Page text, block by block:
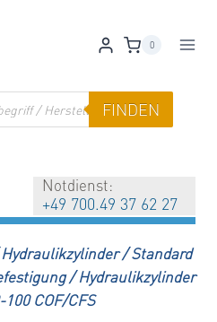
0
FINDEN
Notdienst:
+49 700.49 37 62 27
Hydraulikzylinder / Standard
/Hydraulikzylinder
COF/CFS